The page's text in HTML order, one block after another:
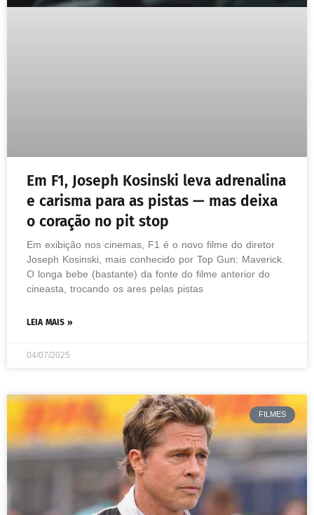
Em F1, Joseph Kosinski leva adrenalina
e carisma para as pistas — mas deixa
o coração no pit stop
Em exibição nos cinemas, F1 é o novo filme do diretor
Joseph Kosinski, mais conhecido por Top Gun: Maverick.
O longa bebe (bastante) da fonte do filme anterior do
cineasta, trocando os ares pelas pistas
LEIA MAIS »
04/07/2025
FILMES